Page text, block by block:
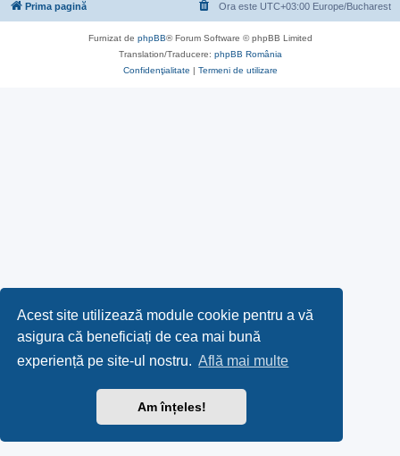
Acest site utilizează module cookie pentru a vă
asigura că beneficiați de cea mai bună
experiență pe site-ul nostru. Află mai multe
Am înțeles!
Prima pagină Ora este UTC+03:00 Europe/Bucharest
Furnizat de phpBB® Forum Software © phpBB Limited
Translation/Traducere: phpBB România
Confidenţialitate | Termeni de utilizare